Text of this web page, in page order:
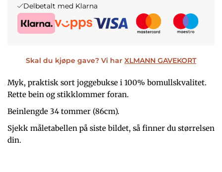
Myk, praktisk sort joggebukse i 100% bomullskvalitet.
Rette bein og stikklommer foran.
Beinlengde 34 tommer (86cm).
Sjekk måletabellen på siste bildet, så finner du størrelsen
din.
V
A
R
:
:
K
R
Delbetalt med Klarna
Skal du kjøpe gave? Vi har XLMANN GAVEKORT